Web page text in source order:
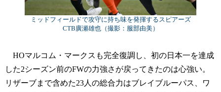
ミッドフィールドで攻守に持ち味を発揮するスピアーズ
CTB廣瀬雄也（撮影：服部由美）
HOマルコム・マークスも完全復調し、初の日本一を達成
した2シーズン前のFWの力強さが戻ってきたのは心強い。
リザーブまで含めた23人の総合力はブレイブルーパス、ワ